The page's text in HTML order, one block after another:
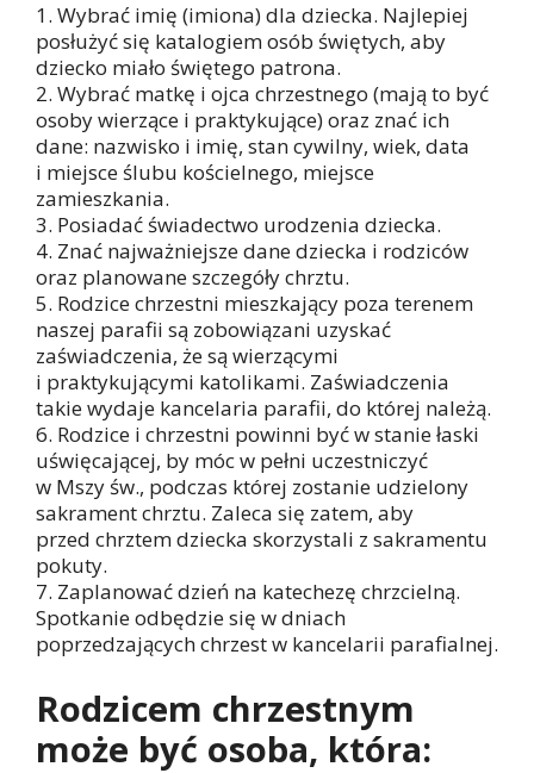
1. Wybrać imię (imiona) dla dziecka. Najlepiej
posłużyć się katalogiem osób świętych, aby
dziecko miało świętego patrona.
2. Wybrać matkę i ojca chrzestnego (mają to być
osoby wierzące i praktykujące) oraz znać ich
dane: nazwisko i imię, stan cywilny, wiek, data
i miejsce ślubu kościelnego, miejsce
zamieszkania.
3. Posiadać świadectwo urodzenia dziecka.
4. Znać najważniejsze dane dziecka i rodziców
oraz planowane szczegóły chrztu.
5. Rodzice chrzestni mieszkający poza terenem
naszej parafii są zobowiązani uzyskać
zaświadczenia, że są wierzącymi
i praktykującymi katolikami. Zaświadczenia
takie wydaje kancelaria parafii, do której należą.
6. Rodzice i chrzestni powinni być w stanie łaski
uświęcającej, by móc w pełni uczestniczyć
w Mszy św., podczas której zostanie udzielony
sakrament chrztu. Zaleca się zatem, aby
przed chrztem dziecka skorzystali z sakramentu
pokuty.
7. Zaplanować dzień na katechezę chrzcielną.
Spotkanie odbędzie się w dniach
poprzedzających chrzest w kancelarii parafialnej.
Rodzicem chrzestnym
może być osoba, która: